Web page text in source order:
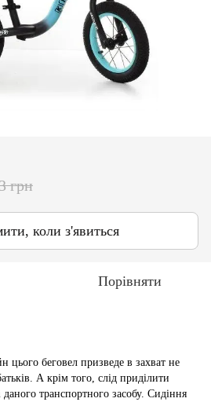
грн
коли з'явиться
Порівняти
цього беговел призведе в захват не
А крім того, слід приділити
транспортного засобу. Сидіння